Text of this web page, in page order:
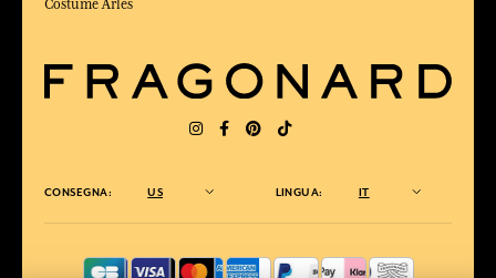
Costume Arles
CONSEGNA: US LINGUA: IT